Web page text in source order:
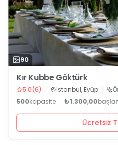
90
Kır Kubbe Göktürk
5.0(6) İstanbul, Eyüp
500kapasite ₺1.300,00
Ücretsiz